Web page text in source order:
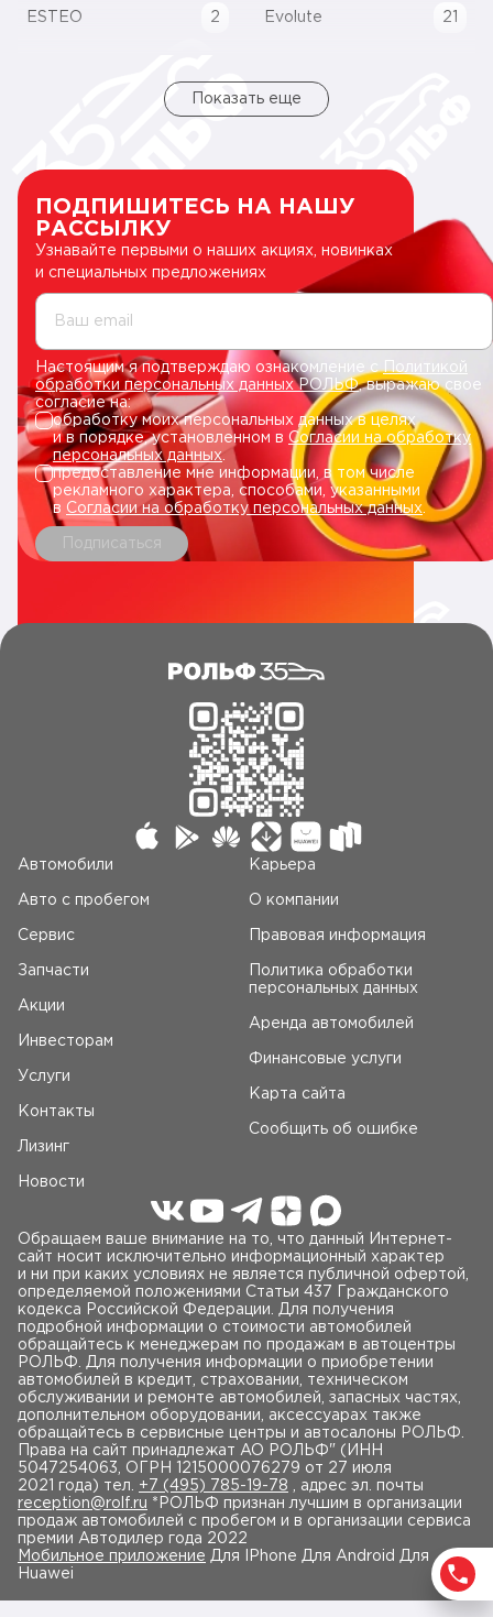
ESTEO 2 Evolute 21
Показать еще
ПОДПИШИТЕСЬ НА НАШУ
РАССЫЛКУ
Узнавайте первыми о наших акциях, новинках
и специальных предложениях
Ваш email
Настоящим я подтверждаю ознакомление сПолитикой
обработки персональных данных РОЛЬФ, выражаю свое
согласие на:
обработку моих персональных данных в целях
и в порядке, установленном в Согласии на обработку
персональных данных.
предоставление мне информации, в том числе
рекламного характера, способами, указанными
в Согласии на обработку персональных данных
Подписаться
Автомобили
Авто c пробегом
Сервис
Запчасти
Акции
Инвесторам
Услуги
Контакты
Лизинг
Новости
Карьера
О компании
Правовая информация
Политика обработки
персональных данных
Аренда автомобилей
Финансовые услуги
Карта сайта
Сообщить об ошибке
Обращаем ваше внимание на то, что данный Интернет-
сайт носит исключительно информационный характер
и ни при каких условиях не является публичной офертой,
определяемой положениями Статьи 437 Гражданского
кодекса Российской Федерации. Для получения
подробной информации о стоимости автомобилей
обращайтесь к менеджерам по продажам в автоцентры
РОЛЬФ. Для получения информации о приобретении
автомобилей в кредит, страховании, техническом
обслуживании и ремонте автомобилей, запасных частях,
дополнительном оборудовании, аксессуарах также
обращайтесь в сервисные центры и автосалоны РОЛЬФ.
Права на сайт принадлежат AO РОЛЬФ" (ИНН
5047254063, ОГРН 1215000076279 от 27 июля
2021 года) тел. +7 (495) 785-19-78 , адрес эл. почты
reception@rolf.ru *РОЛЬФ признан лучшим в организации
продаж автомобилей с пробегом и в организации сервиса
премии Автодилер года 2022
Мобильное приложение Для IPhone Для Android Для
Huawei